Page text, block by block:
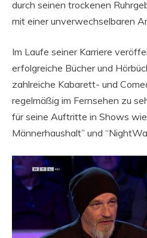
durch seinen trockenen
mit einer unverwechselbaren
Im Laufe seiner Karriere
erfolgreiche Bücher und
zahlreiche Kabarett- und
regelmäßig im Fernsehen zu
für seine Auftritte in Shows
Männerhaushalt” und